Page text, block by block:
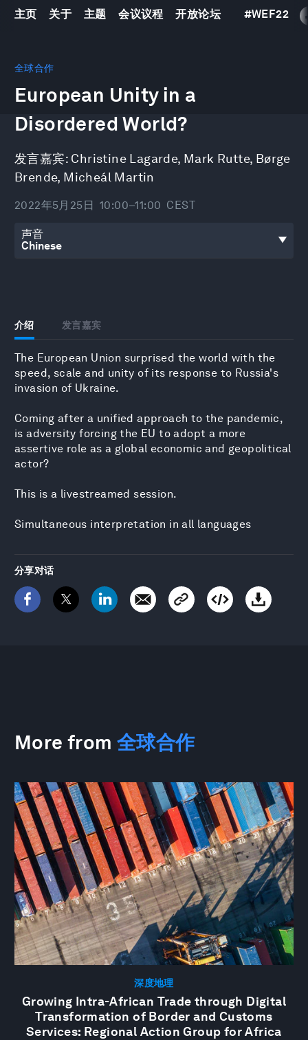
主页 关于 主题 会议议程 开放论坛 #WEF22
全球合作
European Unity in a
Disordered World?
发言嘉宾: Christine Lagarde, Mark Rutte, Børge
Brende, Micheál Martin
2022年5月25日 10:00–11:00 CEST
声音
介绍 发言嘉宾
The European Union surprised the world with the
speed, scale and unity of its response to Russia's
invasion of Ukraine.
Coming after a unified approach to the pandemic,
is adversity forcing the EU to adopt a more
assertive role as a global economic and geopolitical
actor?
This is a livestreamed session.
Simultaneous interpretation in all languages
分享对话
More from 全球合作
深度地理
Growing Intra-African Trade through Digital
Transformation of Border and Customs
Services: Regional Action Group for Africa
seconds
1
hour,
minutes,
19